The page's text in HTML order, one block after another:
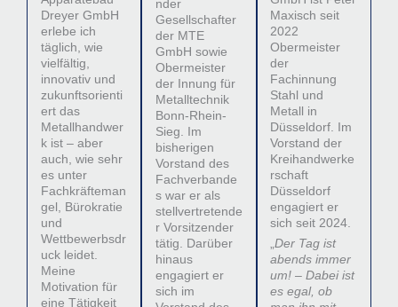
Dreyer GmbH
erlebe ich
täglich, wie
vielfältig,
innovativ und
zukunftsorienti
ert das
Metallhandwer
k ist – aber
auch, wie sehr
es unter
Fachkräfteman
gel, Bürokratie
und
Wettbewerbsdr
uck leidet.
Meine
Motivation für
eine Tätigkeit
nder
Gesellschafter
der MTE
GmbH sowie
Obermeister
der Innung für
Metalltechnik
Bonn-Rhein-
Sieg. Im
bisherigen
Vorstand des
Fachverbande
s war er als
stellvertretende
r Vorsitzender
tätig. Darüber
hinaus
engagiert er
sich im
Maxisch seit
2022
Obermeister
der
Fachinnung
Stahl und
Metall in
Düsseldorf. Im
Vorstand der
Kreihandwerke
rschaft
Düsseldorf
engagiert er
sich seit 2024.
„Der Tag ist
abends immer
um! – Dabei ist
es egal, ob